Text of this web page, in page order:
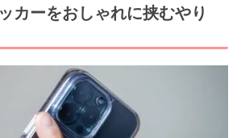
カーをおしゃれに挟むやり